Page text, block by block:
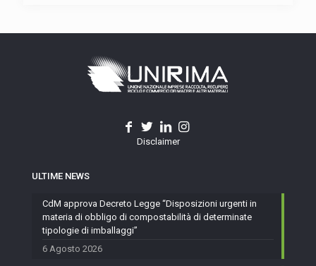
Disclaimer
ULTIME NEWS
CdM approva Decreto Legge “Disposizioni urgenti in
materia di obbligo di compostabilità di determinate
tipologie di imballaggi”
6 Agosto 2026